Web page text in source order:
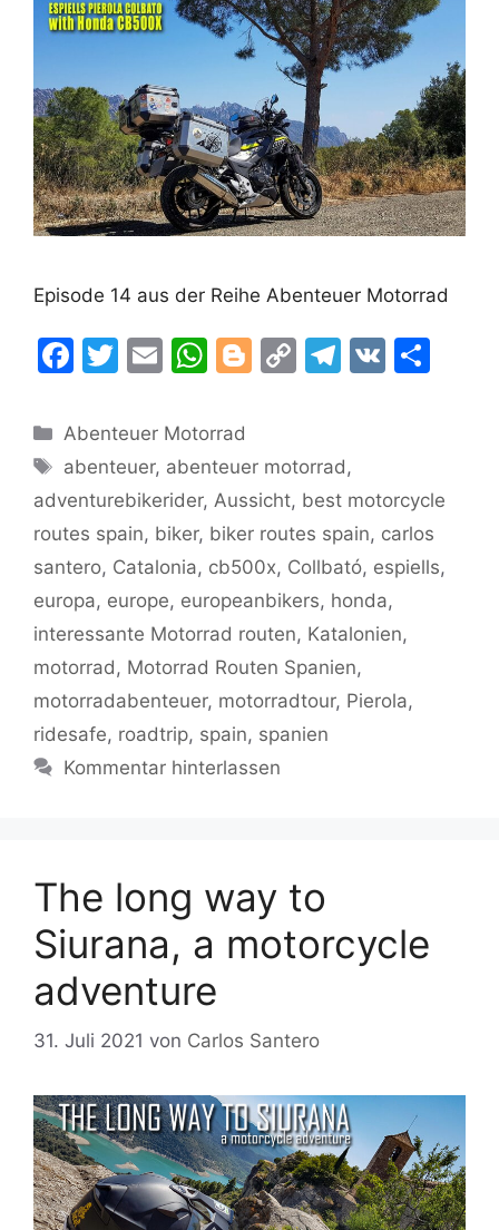
Episode 14 aus der Reihe Abenteuer Motorrad
F
c
e
b
o
o
k
T
itt
er
E
ai
l
W
at
s
A
p
p
Bl
g
er
C
y
Li
n
k
T
gr
a
m
V
Kategorien
Abenteuer Motorrad
Schlagwörter
abenteuer, abenteuer motorrad,
adventurebikerider, Aussicht, best motorcycle
routes spain, biker, biker routes spain, carlos
santero, Catalonia, cb500x, Collbató, espiells,
europa, europe, europeanbikers, honda,
interessante Motorrad routen, Katalonien,
motorrad, Motorrad Routen Spanien,
motorradabenteuer, motorradtour, Pierola,
ridesafe, roadtrip, spain, spanien
Kommentar hinterlassen
The long way to
Siurana, a motorcycle
adventure
31. Juli 2021 von Carlos Santero